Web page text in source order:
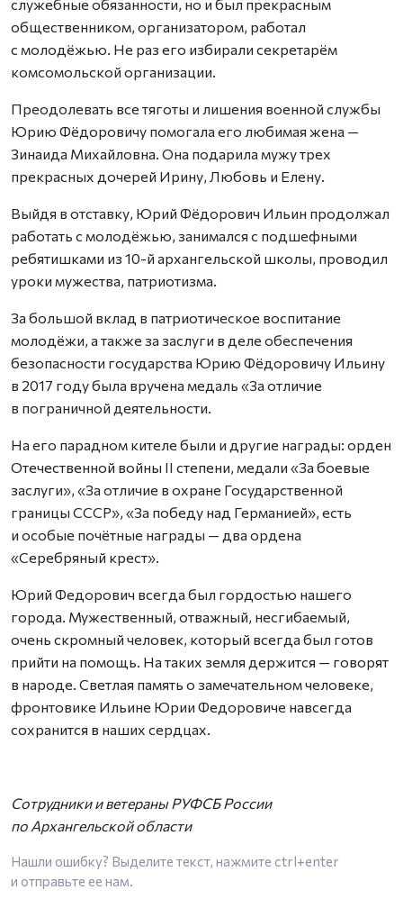
служебные обязанности, но и был прекрасным
общественником, организатором, работал
с молодёжью. Не раз его избирали секретарём
комсомольской организации.
Преодолевать все тяготы и лишения военной службы
Юрию Фёдоровичу помогала его любимая жена —
Зинаида Михайловна. Она подарила мужу трех
прекрасных дочерей Ирину, Любовь и Елену.
Выйдя в отставку, Юрий Фёдорович Ильин продолжал
работать с молодёжью, занимался с подшефными
ребятишками из 10-й архангельской школы, проводил
уроки мужества, патриотизма.
За большой вклад в патриотическое воспитание
молодёжи, а также за заслуги в деле обеспечения
безопасности государства Юрию Фёдоровичу Ильину
в 2017 году была вручена медаль «За отличие
в пограничной деятельности.
На его парадном кителе были и другие награды: орден
Отечественной войны II степени, медали «За боевые
заслуги», «За отличие в охране Государственной
границы СССР», «За победу над Германией», есть
и особые почётные награды — два ордена
«Серебряный крест».
Юрий Федорович всегда был гордостью нашего
города. Мужественный, отважный, несгибаемый,
очень скромный человек, который всегда был готов
прийти на помощь. На таких земля держится — говорят
в народе. Светлая память о замечательном человеке,
фронтовике Ильине Юрии Федоровиче навсегда
сохранится в наших сердцах.
Сотрудники и ветераны РУФСБ России
по Архангельской области
Нашли ошибку? Выделите текст, нажмите ctrl+enter
и отправьте ее нам.